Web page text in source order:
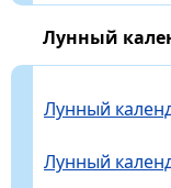
Лунный
Лунный
Лунный